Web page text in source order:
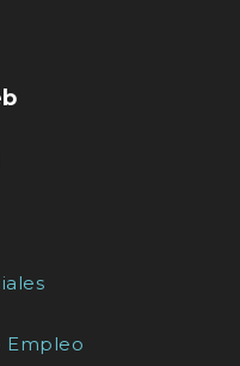
Empleo